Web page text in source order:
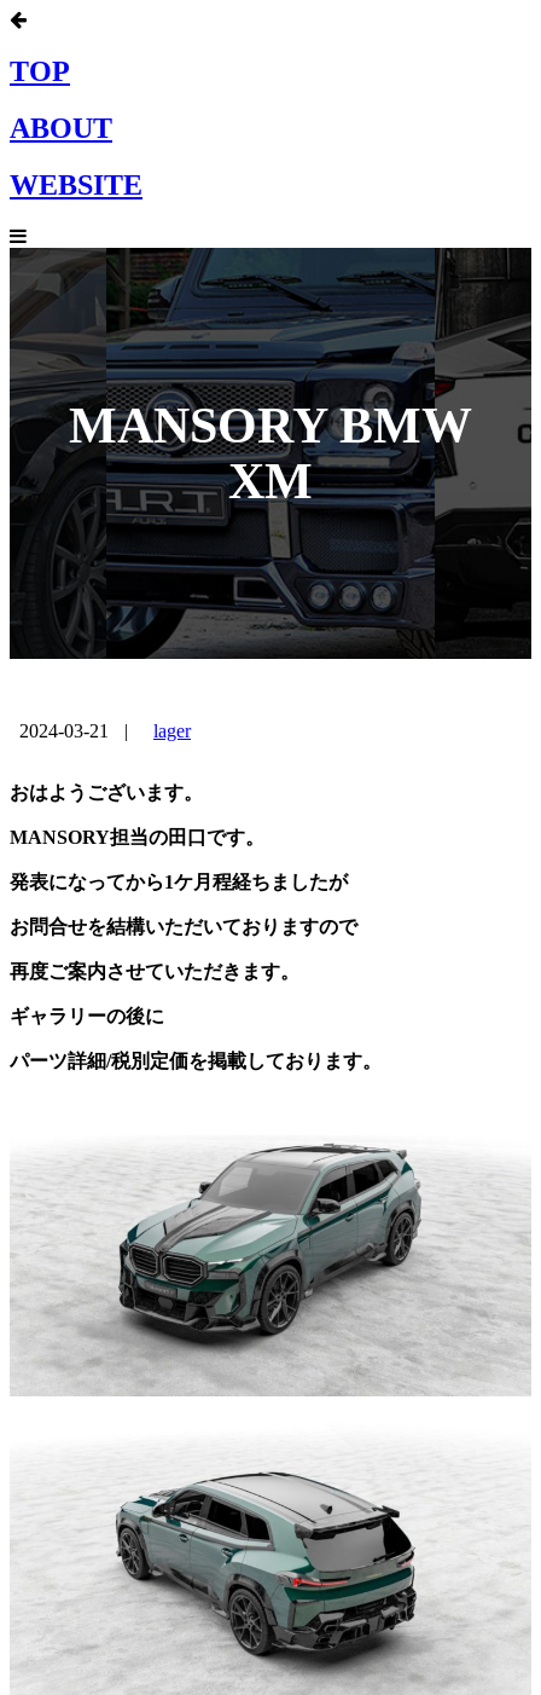
TOP
ABOUT
WEBSITE
MANSORY BMW
XM
2024-03-21 | lager
おはようございます。
MANSORY担当の田口です。
発表になってから1ケ月程経ちましたが
お問合せを結構いただいておりますので
再度ご案内させていただきます。
ギャラリーの後に
パーツ詳細/税別定価を掲載しております。